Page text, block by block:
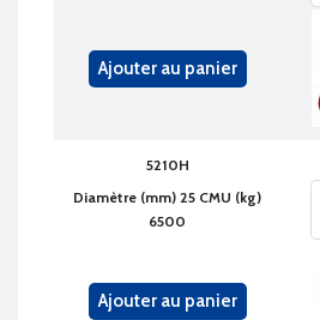
Ajouter au panier
5210H
Diamètre (mm) 25 CMU (kg)
6500
Ajouter au panier